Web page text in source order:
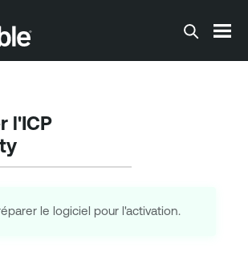
au contenu principal
l'ICP
le logiciel pour l'activation.